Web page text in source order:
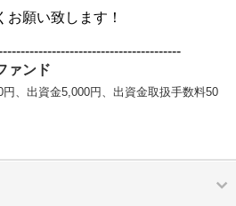
願い致します！
ァンド
円、出資金5,000円、出資金取扱手数料50